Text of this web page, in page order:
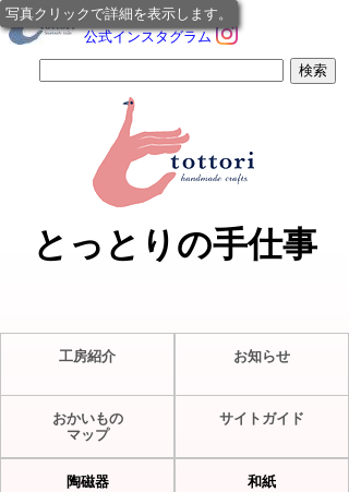
写真クリックで詳細を表示します。
公式インスタグラム
とっとりの手仕事
工房紹介 お知らせ
おかいもの
マップ
サイトガイド
陶磁器 和紙